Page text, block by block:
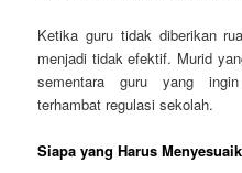
Ketika guru tidak diberikan
menjadi tidak efektif. Murid
sementara guru yang
terhambat regulasi sekolah.
Siapa yang Harus